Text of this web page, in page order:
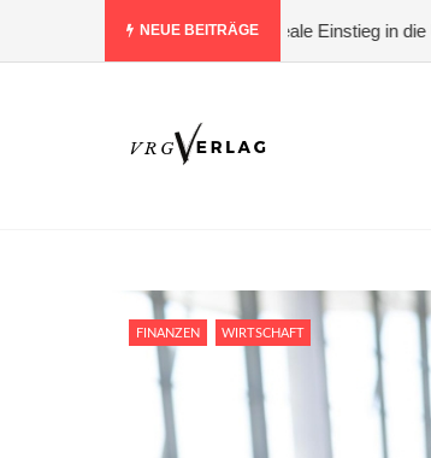
NEUE BEITRÄGE
– der ideale Einstieg in die Unfallanalyse
FINANZEN WIRTSCHAFT